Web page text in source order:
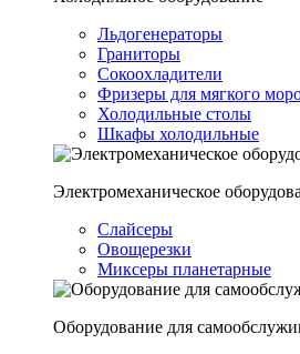
Льдогенераторы
Граниторы
Сокоохладители
Фризеры для мягкого
Холодильные столы
Шкафы холодильные
Электромеханическое
Слайсеры
Овощерезки
Миксеры планетарные
Оборудование для